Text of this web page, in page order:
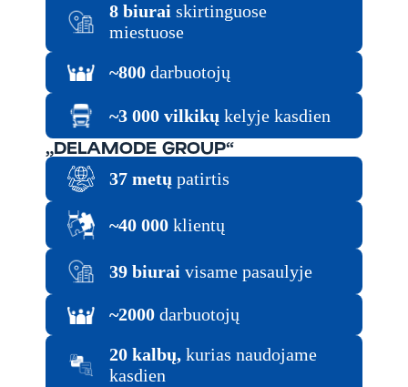
8 biurai skirtinguose
miestuose
~800 darbuotojų
~3 000 vilkikų kelyje kasdien
„DELAMODE GROUP“
37 metų patirtis
~40 000 klientų
39 biurai visame pasaulyje
~2000 darbuotojų
20 kalbų, kurias naudojame
kasdien